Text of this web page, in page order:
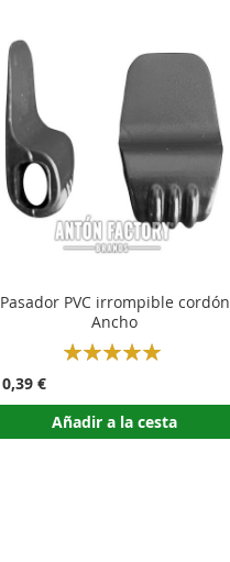
Pasador PVC irrompible cordón
Ancho
Rating:
0,39 €
Añadir a la cesta